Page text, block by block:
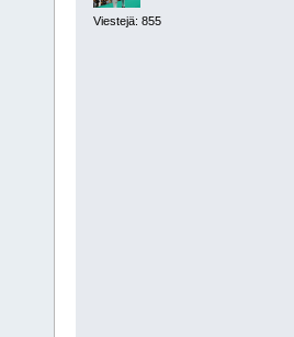
Viestejä: 855